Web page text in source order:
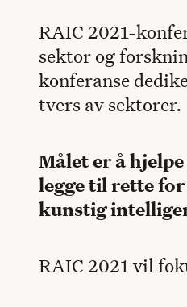
RAIC 2021-
sektor og
konferanse
tvers av sektorer.
Målet er å
legge til rette
kunstig
RAIC 2021 vil